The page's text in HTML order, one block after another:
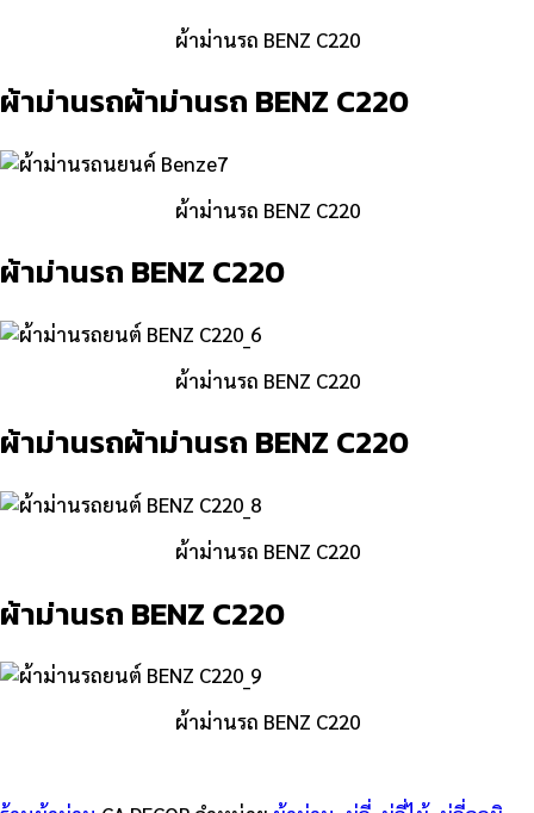
ผ้าม่านรถ BENZ C220
ผ้าม่านรถผ้าม่านรถ BENZ C220
ผ้าม่านรถ BENZ C220
ผ้าม่านรถ BENZ C220
ผ้าม่านรถ BENZ C220
ผ้าม่านรถผ้าม่านรถ BENZ C220
ผ้าม่านรถ BENZ C220
ผ้าม่านรถ BENZ C220
ผ้าม่านรถ BENZ C220